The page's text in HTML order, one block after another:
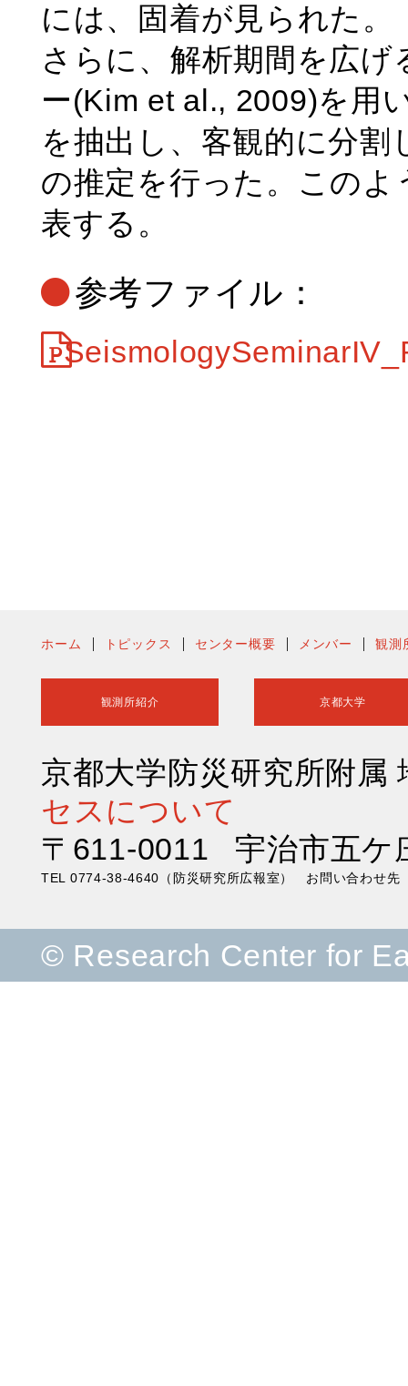
には、固着が見られた。
さらに、解析期間を広
ー(Kim et al., 2009)を用
を抽出し、客観的に分
の推定を行った。この
表する。
参考ファイル：
ホーム トピックス センター概要 メンバー 観測
観測所紹介 京都大学
京都大学防災研究所附
セスについて
〒611-0011 宇治市五ケ
TEL 0774-38-4640（防災研究所広報室） お問い合わせ先
© Research Center for